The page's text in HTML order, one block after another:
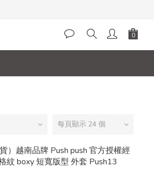
每頁顯示 24 個